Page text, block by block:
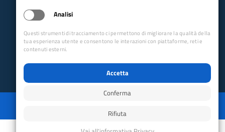
Powered by GRUPPO YEC
Analisi
Questi strumenti di tracciamento ci permettono di migliorare la qualità della
tua esperienza utente e consentono le interazioni con piattaforme, reti e
contenuti esterni.
Accetta
Conferma
Rifiuta